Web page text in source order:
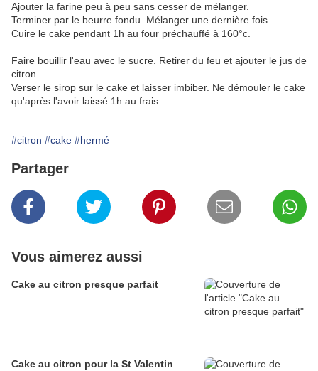
Ajouter la farine peu à peu sans cesser de mélanger.
Terminer par le beurre fondu. Mélanger une dernière fois.
Cuire le cake pendant 1h au four préchauffé à 160°c.
Faire bouillir l'eau avec le sucre. Retirer du feu et ajouter le jus de
citron.
Verser le sirop sur le cake et laisser imbiber. Ne démouler le cake
qu'après l'avoir laissé 1h au frais.
#citron #cake #hermé
Partager
Vous aimerez aussi
Cake au citron presque parfait
Cake au citron pour la St Valentin